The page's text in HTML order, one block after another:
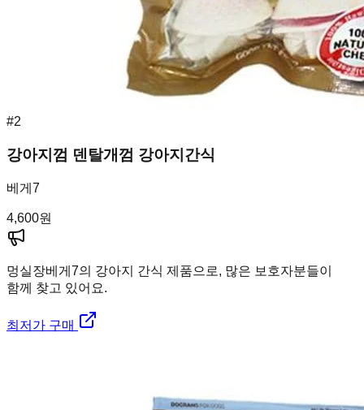
#2
강아지껌 덴탈개껌 강아지간식
베게7
4,600원
멍실장베게7의 강아지 간식 제품으로, 많은 보호자분들이
함께 찾고 있어요.
최저가 구매